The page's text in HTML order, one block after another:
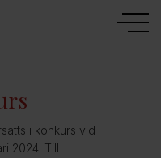
i konkurs vid
2024. Till